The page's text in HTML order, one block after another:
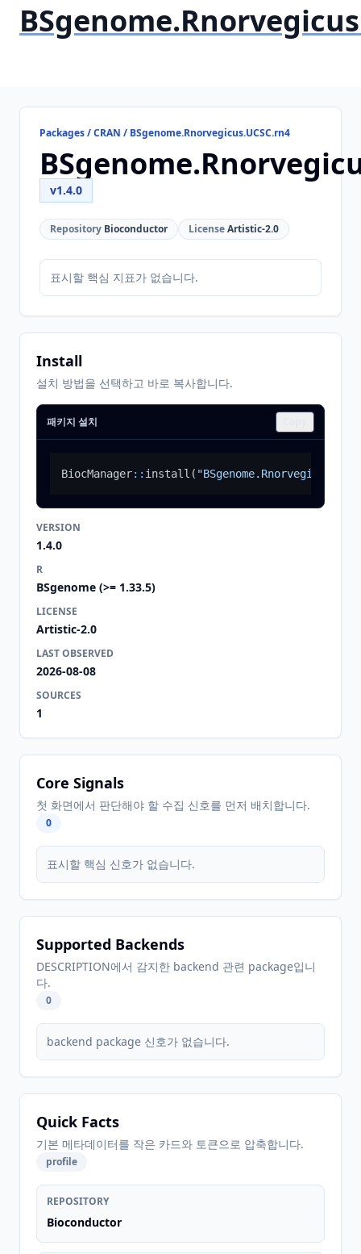
Packages / CRAN / BSgenome.Rnorvegicus.UCSC.rn4
v1.4.0
Repository Bioconductor LicenseArtistic-2.0
표시할 핵심 지표가 없습니다.
Install
설치 방법을 선택하고 바로 복사합니다.
패키지 설치
BiocManager:: install (
VERSION
1.4.0
R
BSgenome (>= 1.33.5)
LICENSE
Artistic-2.0
LAST OBSERVED
2026-08-08
SOURCES
1
Core Signals
첫 화면에서 판단해야 할 수집 신호를 먼저 배치합니다.
0
표시할 핵심 신호가 없습니다.
Supported Backends
DESCRIPTION에서 감지한 backend 관련 package입니
다.
0
backend package 신호가 없습니다.
Quick Facts
기본 메타데이터를 작은 카드와 토큰으로 압축합니다.
profile
REPOSITORY
Bioconductor